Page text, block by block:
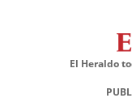
El Heraldo